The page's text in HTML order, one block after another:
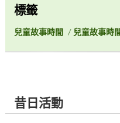
標籤
兒童故事時間 / 兒童故事時
昔日活動